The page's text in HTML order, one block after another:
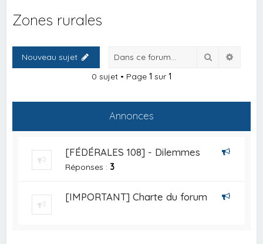
Zones rurales
Nouveau sujet Rechercher
0 sujet • Page 1 sur 1
Annonces
[FÉDÉRALES 108] - Dilemmes
Réponses : 3
[IMPORTANT] Charte du forum